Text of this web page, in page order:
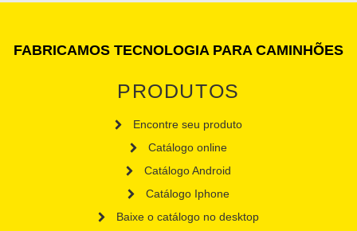
FABRICAMOS TECNOLOGIA PARA CAMINHÕES
PRODUTOS
Encontre seu produto
Catálogo online
Catálogo Android
Catálogo Iphone
Baixe o catálogo no desktop